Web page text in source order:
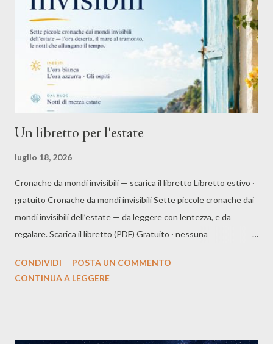
riempie di lucciole. Volteggiano leggere intorno...
Un libretto per l'estate
luglio 18, 2026
Cronache da mondi invisibili — scarica il libretto Libretto estivo ·
gratuito Cronache da mondi invisibili Sette piccole cronache dai
mondi invisibili dell’estate — da leggere con lentezza, e da
regalare. Scarica il libretto (PDF) Gratuito · nessuna
pensieri che aspettano l’estate per farsi sentire: l’ora deserta
CONDIVIDI
POSTA UN COMMENTO
CONTINUA A LEGGERE